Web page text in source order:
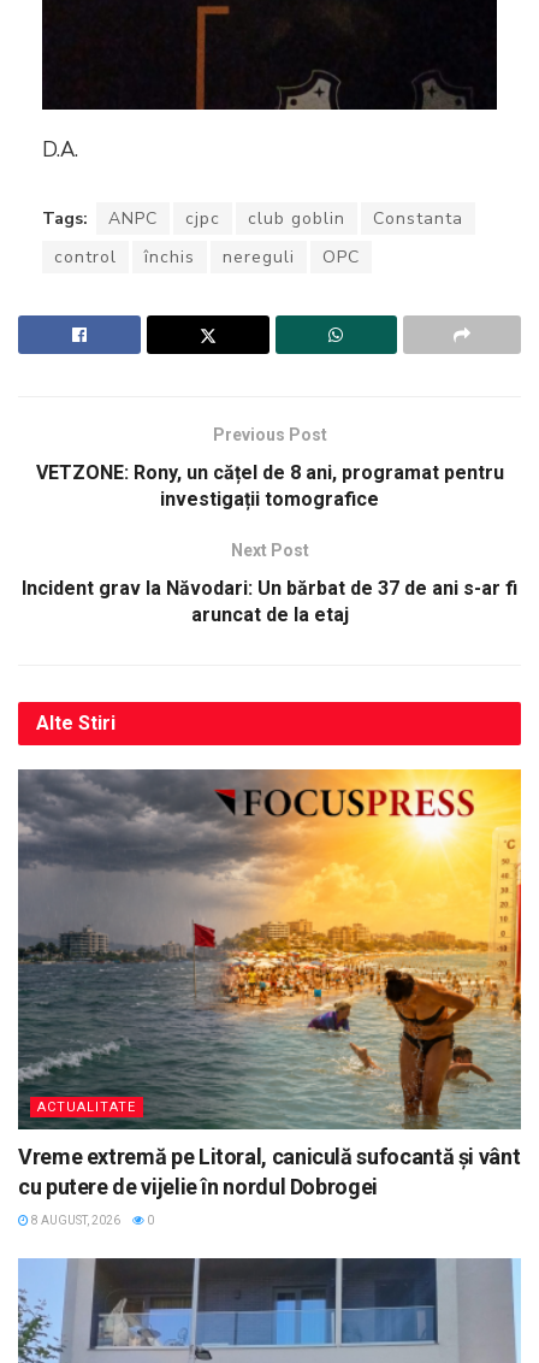
D.A.
Tags: ANPC cjpc club goblin
Constanta
control
închis nereguli OPC
Previous Post
VETZONE: Rony, un cățel de 8 ani, programat pentru
investigații tomografice
Next Post
Incident grav la Năvodari: Un bărbat de 37 de ani s-ar fi
aruncat de la etaj
Alte Stiri
ACTUALITATE
Vreme extremă pe Litoral, caniculă sufocantă și vânt
cu putere de vijelie în nordul Dobrogei
8 AUGUST, 2026 0